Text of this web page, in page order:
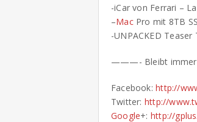
-iCar von Ferrari –
–MacPro mit 8TB
-UNPACKED
———- Bleibt
Facebook:http://
Twitter: http://
Google+: http://